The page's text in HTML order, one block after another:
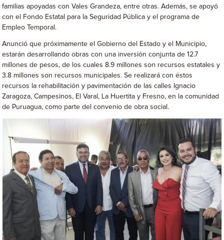
familias apoyadas con Vales Grandeza, entre otras. Además, se apoyó
con el Fondo Estatal para la Seguridad Pública y el programa de
Empleo Temporal.
Anunció que próximamente el Gobierno del Estado y el Municipio,
estarán desarrollando obras con una inversión conjunta de 12.7
millones de pesos, de los cuales 8.9 millones son recursos estatales y
3.8 millones son recursos municipales. Se realizará con éstos
recursos la rehabilitación y pavimentación de las calles Ignacio
Zaragoza, Campesinos, El Varal, La Huertita y Fresno, en la comunidad
de Puruagua, como parte del convenio de obra social.